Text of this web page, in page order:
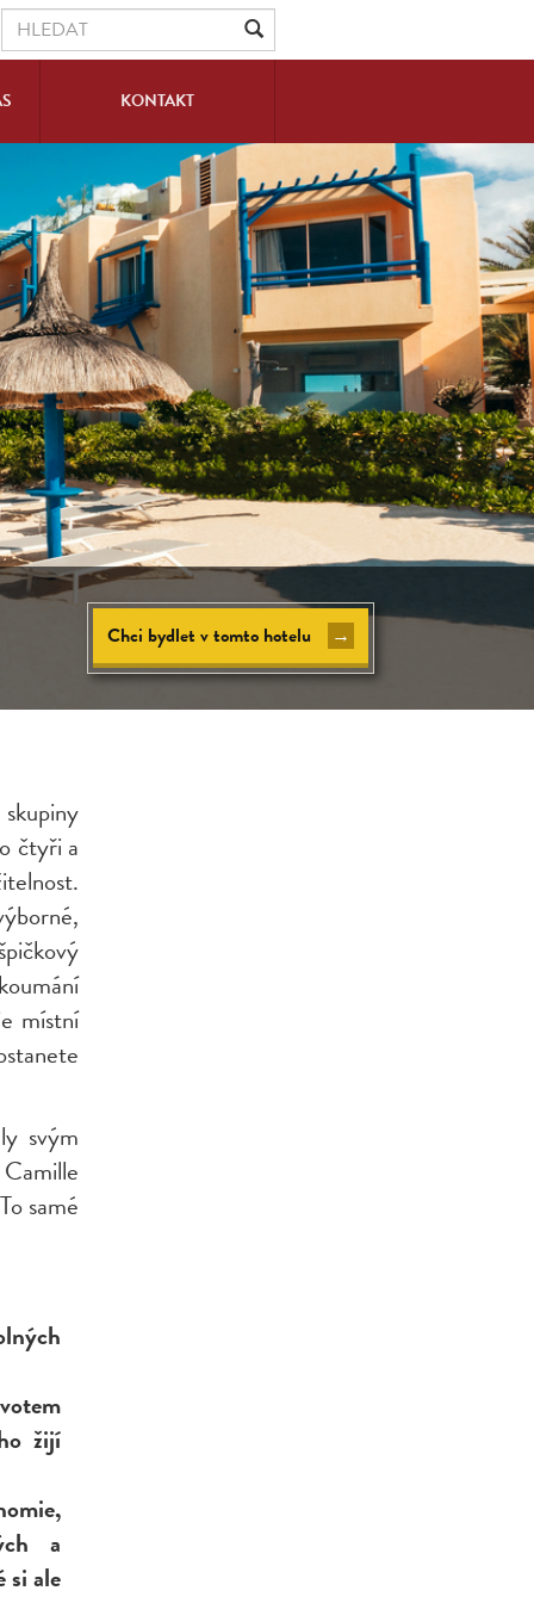
KONTAKT
Chci bydlet v tomto hotelu →
čtyři a
místní
svým
samé
žijí
a
si ale